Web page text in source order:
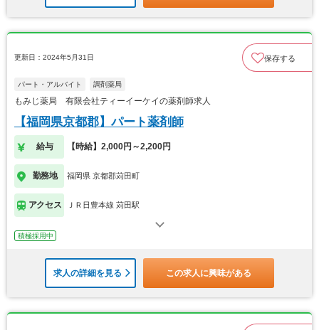
更新日：2024年5月31日 保存する
パート・アルバイト 調剤薬局
もみじ薬局 有限会社ティーイーケイの薬剤師求人
【福岡県京都郡】パート薬剤師
給与 【時給】2,000円～2,200円
勤務地 福岡県 京都郡苅田町
アクセス ＪＲ日豊本線 苅田駅
積極採用中
求人の詳細を見る この求人に興味がある